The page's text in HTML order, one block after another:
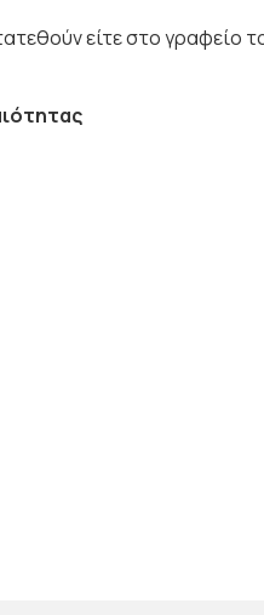
είτε στο γραφείο